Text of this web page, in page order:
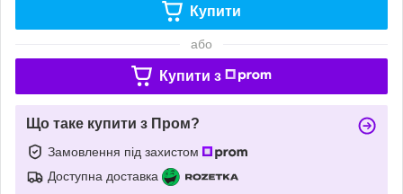
Купити
або
Купити з
Що таке купити з Пром?
Замовлення під захистом
Доступна доставка